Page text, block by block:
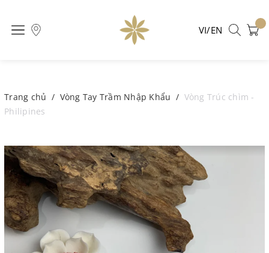
VI/EN
Trang chủ / Vòng Tay Trầm Nhập Khẩu / Vòng Trúc chìm -
Philipines